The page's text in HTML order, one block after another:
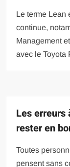
Le terme Lean
continue,
Management
avec le Toyota
Les erreurs
rester en
Toutes
pensent sans